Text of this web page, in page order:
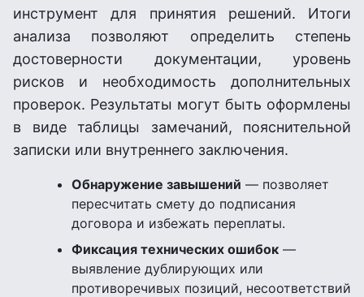
инструмент для принятия решений. Итоги
анализа позволяют определить степень
достоверности документации, уровень
рисков и необходимость дополнительных
проверок. Результаты могут быть оформлены
в виде таблицы замечаний, пояснительной
записки или внутреннего заключения.
Обнаружение завышений — позволяет
пересчитать смету до подписания
договора и избежать переплаты.
Фиксация технических ошибок —
выявление дублирующих или
противоречивых позиций, несоответствий